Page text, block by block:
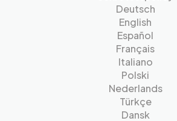
Deutsch
English
Español
Français
Italiano
Polski
Nederlands
Türkçe
Dansk